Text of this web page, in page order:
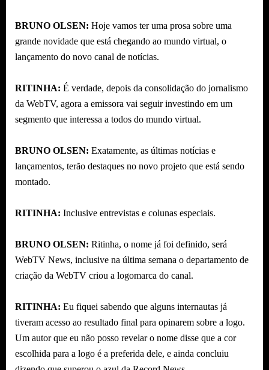
BRUNO OLSEN: Hoje vamos ter uma prosa sobre uma
grande novidade que está chegando ao mundo virtual, o
lançamento do novo canal de notícias.
RITINHA: É verdade, depois da consolidação do jornalismo
da WebTV, agora a emissora vai seguir investindo em um
segmento que interessa a todos do mundo virtual.
BRUNO OLSEN: Exatamente, as últimas notícias e
lançamentos, terão destaques no novo projeto que está sendo
montado.
RITINHA: Inclusive entrevistas e colunas especiais.
BRUNO OLSEN: Ritinha, o nome já foi definido, será
WebTV News, inclusive na última semana o departamento de
criação da WebTV criou a logomarca do canal.
RITINHA: Eu fiquei sabendo que alguns internautas já
tiveram acesso ao resultado final para opinarem sobre a logo.
Um autor que eu não posso revelar o nome disse que a cor
escolhida para a logo é a preferida dele, e ainda concluiu